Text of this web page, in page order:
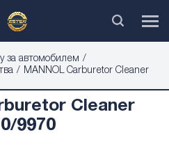
за автомобилем
MANNOL Carburetor Cleaner
Cleaner
9970